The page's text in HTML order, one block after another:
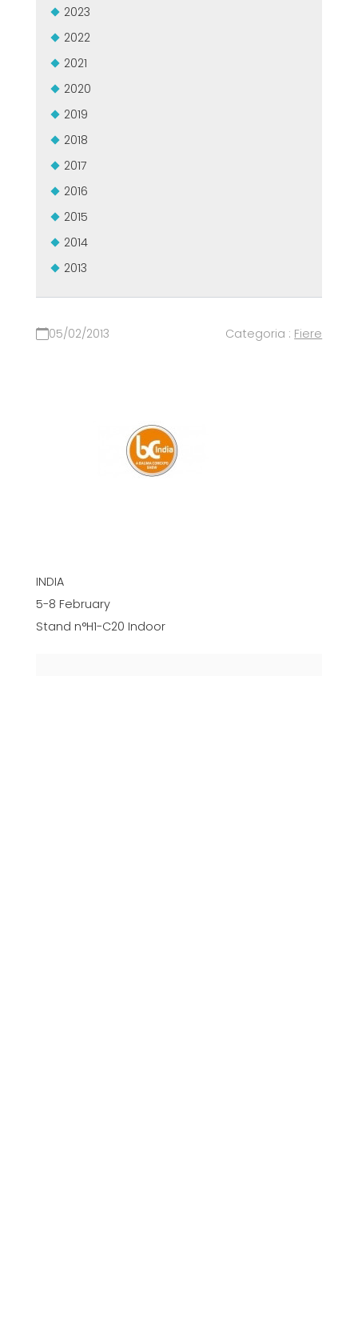
2023
2022
2021
2020
2019
2018
2017
2016
2015
2014
2013
05/02/2013 Categoria : Fiere
INDIA
5-8 February
Stand n°H1-C20 Indoor